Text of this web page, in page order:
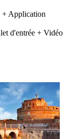
+ Application
d'entrée + Vidéo